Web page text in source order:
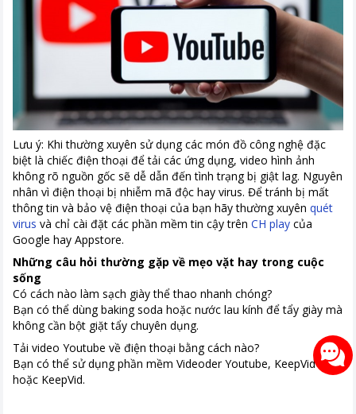
Lưu ý: Khi thường xuyên sử dụng các món đồ công nghệ đặc
biệt là chiếc điện thoại để tải các ứng dụng, video hình ảnh
không rõ nguồn gốc sẽ dễ dẫn đến tình trạng bị giật lag. Nguyên
nhân vì điện thoại bị nhiễm mã độc hay virus. Để tránh bị mất
thông tin và bảo vệ điện thoại của bạn hãy thường xuyên quét
virus và chỉ cài đặt các phần mềm tin cậy trên CH play của
Google hay Appstore.
Những câu hỏi thường gặp về mẹo vặt hay trong cuộc
sống
Có cách nào làm sạch giày thể thao nhanh chóng?
Bạn có thể dùng baking soda hoặc nước lau kính để tẩy giày mà
không cần bột giặt tẩy chuyên dụng.
Tải video Youtube về điện thoại bằng cách nào?
Bạn có thể sử dụng phần mềm Videoder Youtube, KeepVid
hoặc KeepVid.